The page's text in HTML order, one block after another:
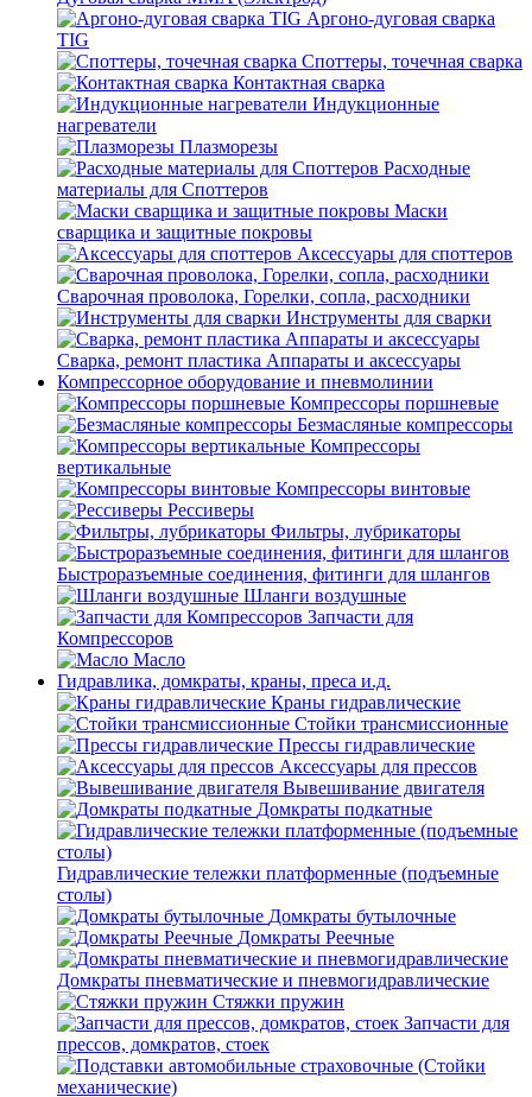
Аргоно-дуговая сварка
TIG
Споттеры, точечная сварка
Контактная сварка
Индукционные
нагреватели
Плазморезы
Расходные
материалы для Споттеров
Маски
сварщика и защитные покровы
Аксессуары для споттеров
Сварочная проволока, Горелки, сопла, расходники
Инструменты для сварки
Сварка, ремонт пластика Аппараты и аксессуары
Компрессорное оборудование и пневмолинии
Компрессоры поршневые
Безмасляные компрессоры
Компрессоры
вертикальные
Компрессоры винтовые
Рессиверы
Фильтры, лубрикаторы
Быстроразъемные соединения, фитинги для шлангов
Шланги воздушные
Запчасти для
Компрессоров
Масло
Гидравлика, домкраты, краны, преса и.д.
Краны гидравлические
Стойки трансмиссионные
Прессы гидравлические
Аксессуары для прессов
Вывешивание двигателя
Домкраты подкатные
Гидравлические тележки платформенные (подъемные
столы)
Домкраты бутылочные
Домкраты Реечные
Домкраты пневматические и пневмогидравлические
Стяжки пружин
Запчасти для
прессов, домкратов, стоек